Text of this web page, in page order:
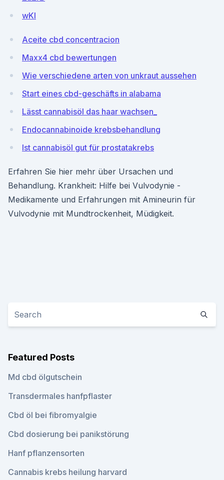
wKI
Aceite cbd concentracion
Maxx4 cbd bewertungen
Wie verschiedene arten von unkraut aussehen
Start eines cbd-geschäfts in alabama
Lässt cannabisöl das haar wachsen_
Endocannabinoide krebsbehandlung
Ist cannabisöl gut für prostatakrebs
Erfahren Sie hier mehr über Ursachen und
Behandlung. Krankheit: Hilfe bei Vulvodynie -
Medikamente und Erfahrungen mit Amineurin für
Vulvodynie mit Mundtrockenheit, Müdigkeit.
Featured Posts
Md cbd ölgutschein
Transdermales hanfpflaster
Cbd öl bei fibromyalgie
Cbd dosierung bei panikstörung
Hanf pflanzensorten
Cannabis krebs heilung harvard